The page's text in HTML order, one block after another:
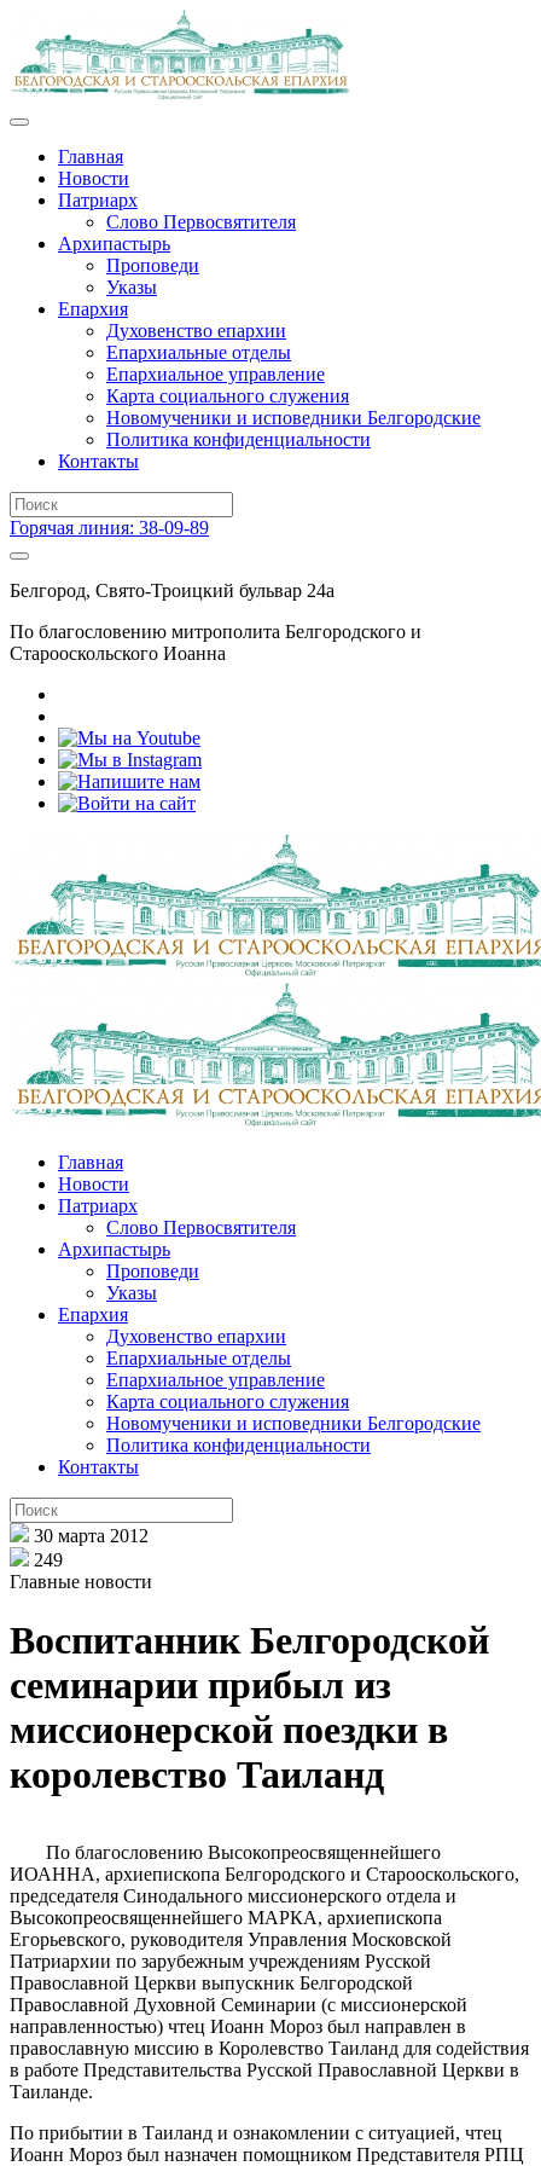
Главная
Новости
Патриарх
Слово Первосвятителя
Архипастырь
Проповеди
Указы
Епархия
Духовенство епархии
Епархиальные отделы
Епархиальное управление
Карта социального служения
Новомученики и исповедники Белгородские
Политика конфиденциальности
Контакты
Горячая линия: 38-09-89
Белгород, Свято-Троицкий бульвар 24а
По благословению митрополита Белгородского и
Старооскольского Иоанна
Главная
Новости
Патриарх
Слово Первосвятителя
Архипастырь
Проповеди
Указы
Епархия
Духовенство епархии
Епархиальные отделы
Епархиальное управление
Карта социального служения
Новомученики и исповедники Белгородские
Политика конфиденциальности
Контакты
30 марта 2012
249
Главные новости
Воспитанник Белгородской
семинарии прибыл из
миссионерской поездки в
королевство Таиланд
По благословению Высокопреосвященнейшего
ИОАННА, архиепископа Белгородского и Старооскольского,
председателя Синодального миссионерского отдела и
Высокопреосвященнейшего МАРКА, архиепископа
Егорьевского, руководителя Управления Московской
Патриархии по зарубежным учреждениям Русской
Православной Церкви выпускник Белгородской
Православной Духовной Семинарии (с миссионерской
направленностью) чтец Иоанн Мороз был направлен в
православную миссию в Королевство Таиланд для содействия
в работе Представительства Русской Православной Церкви в
Таиланде.
По прибытии в Таиланд и ознакомлении с ситуацией, чтец
Иоанн Мороз был назначен помощником Представителя РПЦ